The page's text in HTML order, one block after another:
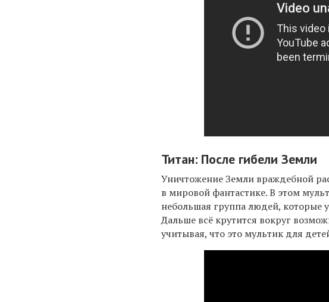
Титан: После гибели Земли
Уничтожение Земли враждебной
в мировой фантастике. В этом
небольшая группа людей, которые
Дальше всё крутится вокруг
учитывая, что это мультик для